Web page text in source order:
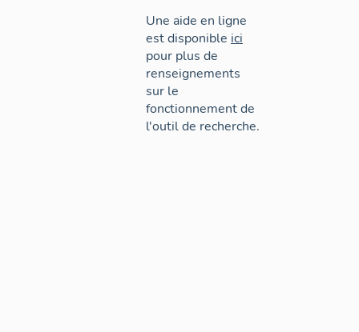
Une aide en ligne
est disponible ici
pour plus de
renseignements
sur le
fonctionnement de
l'outil de recherche.